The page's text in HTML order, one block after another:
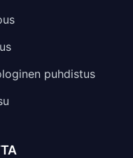
puhdistus